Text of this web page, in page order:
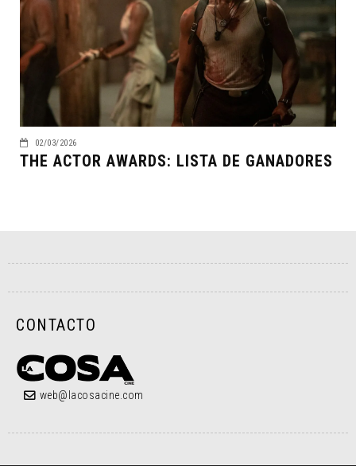
02/03/2026
THE ACTOR AWARDS: LISTA DE GANADORES
CONTACTO
web@lacosacine.com